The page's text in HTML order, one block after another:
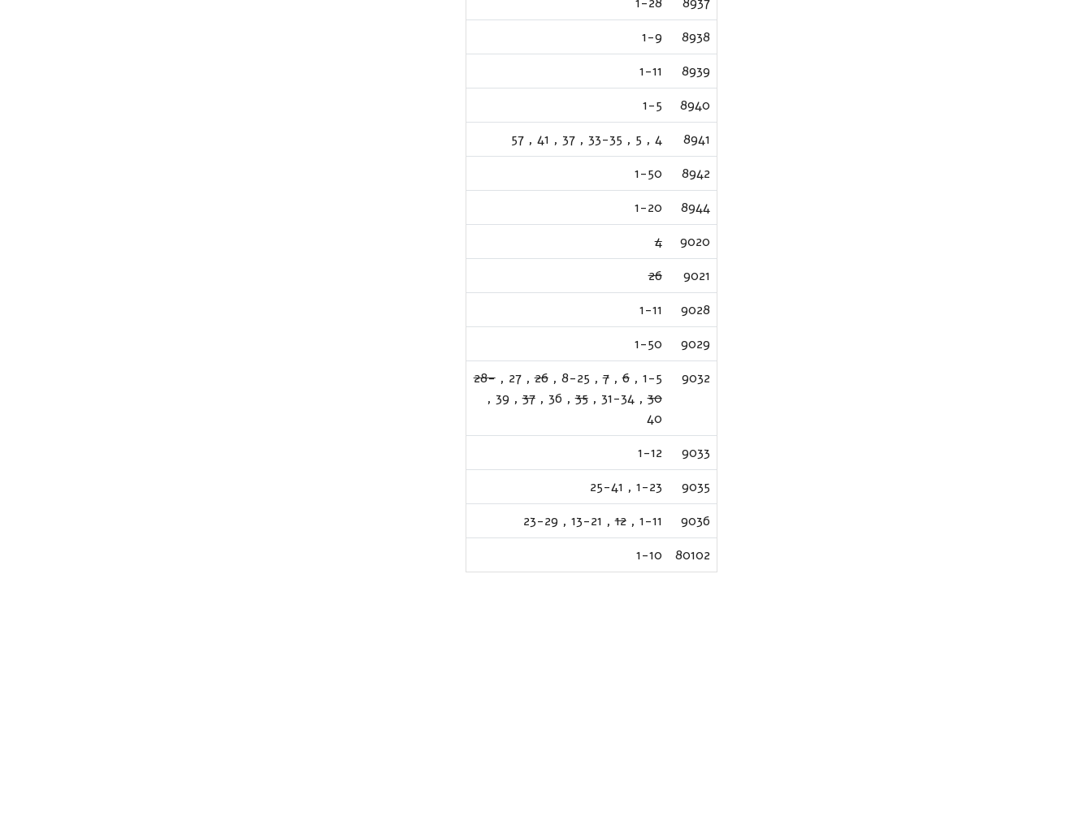
8938
1-9
8939
1-11
8940
1-5
8941
4
,
5
,
33-35
,
37
,
41
,
57
8942
1-50
8944
1-20
9020
4
9021
26
9028
1-11
9029
1-50
9032
1-5
,
6
,
7
,
8-25
,
26
,
27
,
28-
30
,
31-34
,
35
,
36
,
37
,
39
,
40
9033
1-12
9035
1-23
,
25-41
9036
1-11
,
12
,
13-21
,
23-29
80102
1-10